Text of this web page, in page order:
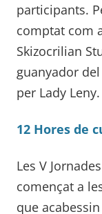
participants.
comptat com
Skizocrilian
guanyador
per Lady Leny.
12 Hores de
Les V
començat a
que